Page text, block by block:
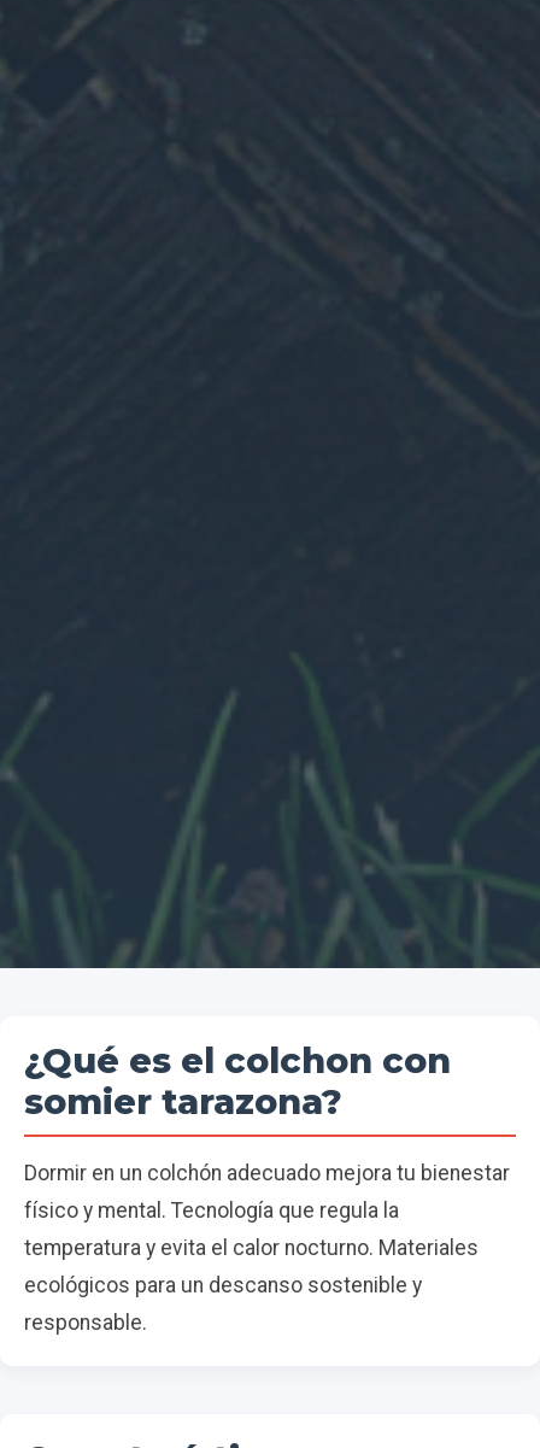
¿Qué es el colchon con
somier tarazona?
Dormir en un colchón adecuado mejora tu bienestar
físico y mental. Tecnología que regula la
temperatura y evita el calor nocturno. Materiales
ecológicos para un descanso sostenible y
responsable.